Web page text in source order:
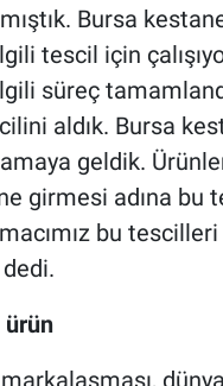
Bursa
tescil için
süreç
aldık. Bursa
geldik.
girmesi adına bu
bu